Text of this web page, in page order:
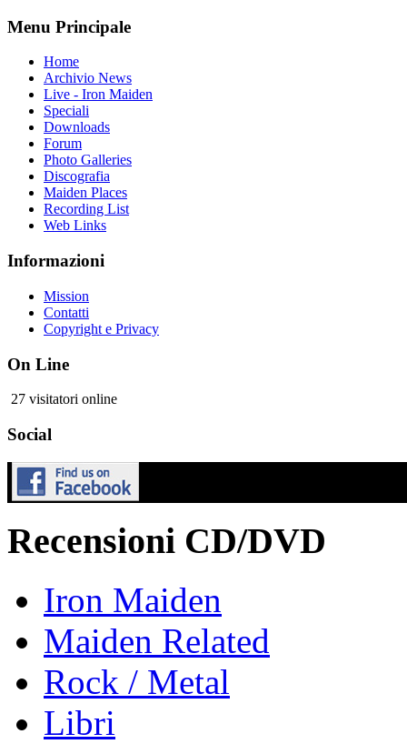
Menu Principale
Home
Archivio News
Live - Iron Maiden
Speciali
Downloads
Forum
Photo Galleries
Discografia
Maiden Places
Recording List
Web Links
Informazioni
Mission
Contatti
Copyright e Privacy
On Line
27 visitatori online
Social
Recensioni CD/DVD
Iron Maiden
Maiden Related
Rock / Metal
Libri